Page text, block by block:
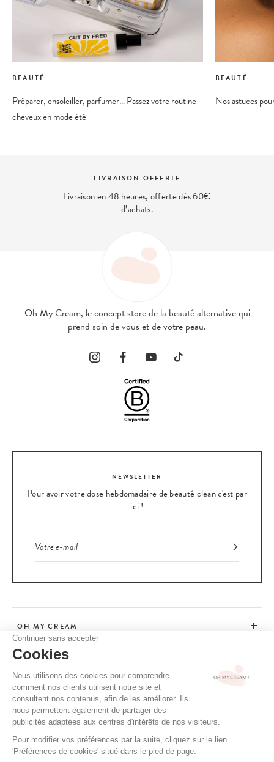
Continuer sans accepter
Cookies
Nous utilisons des cookies pour comprendre
comment nos clients utilisent notre site et
consultent nos contenus, afin de les améliorer. Ils
nous permettent également de partager des
publicités adaptées aux centres d'intérêts de nos visiteurs.
Pour modifier vos préférences par la suite, cliquez sur le lien
'Préférences de cookies' situé dans le pied de page.
BEAUTÉ
Préparer, ensoleiller, parfumer… Passez votre routine
cheveux en mode été
BEAUTÉ
Nos astuces
Et 4x sans frais disponible
Oh My Cream, le concept store de la beauté alternative qui
prend soin de vous et de votre peau.
NEWSLETTER
Pour avoir votre dose hebdomadaire de beauté clean c'est par
ici !
OH MY CREAM
SERVICE CLIENT
CONSEILS
CGV / CGU